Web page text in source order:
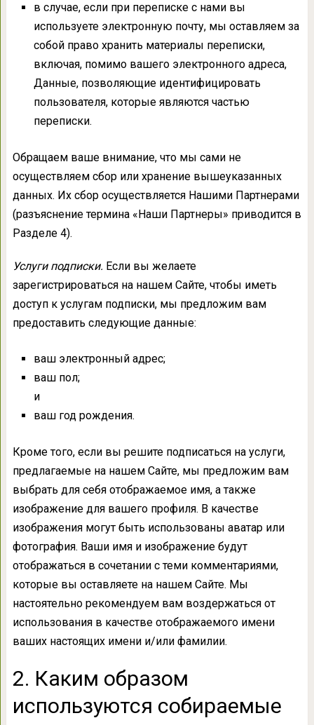
в случае, если при переписке с нами вы
используете электронную почту, мы оставляем за
собой право хранить материалы переписки,
включая, помимо вашего электронного адреса,
Данные, позволяющие идентифицировать
пользователя, которые являются частью
переписки.
Обращаем ваше внимание, что мы сами не
осуществляем сбор или хранение вышеуказанных
данных. Их сбор осуществляется Нашими Партнерами
(разъяснение термина «Наши Партнеры» приводится в
Разделе 4).
Услуги подписки. Если вы желаете
зарегистрироваться на нашем Сайте, чтобы иметь
доступ к услугам подписки, мы предложим вам
предоставить следующие данные:
ваш электронный адрес;
ваш пол;
и
ваш год рождения.
Кроме того, если вы решите подписаться на услуги,
предлагаемые на нашем Сайте, мы предложим вам
выбрать для себя отображаемое имя, а также
изображение для вашего профиля. В качестве
изображения могут быть использованы аватар или
фотография. Ваши имя и изображение будут
отображаться в сочетании с теми комментариями,
которые вы оставляете на нашем Сайте. Мы
настоятельно рекомендуем вам воздержаться от
использования в качестве отображаемого имени
ваших настоящих имени и/или фамилии.
2. Каким образом
используются собираемые